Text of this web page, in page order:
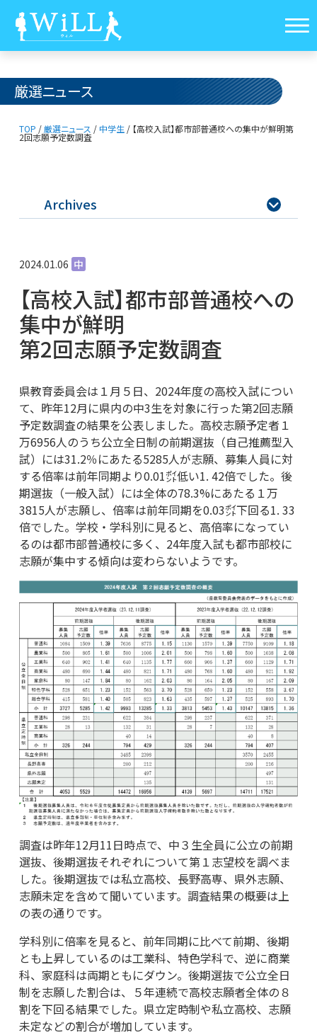
厳選ニュース
TOP /厳選ニュース / 中学生/ 【高校入試】都市部普通校への集中が鮮明第
2回志願予定数調査
Archives 
2024.01.06 中
【高校入試】都市部普通校への
集中が鮮明
第2回志願予定数調査
県教育委員会は１月５日、2024年度の高校入試につい
て、昨年12月に県内の中3生を対象に行った第2回志願
予定数調査の結果を公表しました。高校志願予定者１
万6956人のうち公立全日制の前期選抜（自己推薦型入
試）には31.2％にあたる5285人が志願、募集人員に対
する倍率は前年同期より0.01㌽低い1. 42倍でした。後
期選抜（一般入試）には全体の78.3%にあたる１万
3815人が志願し、倍率は前年同期を0.03㌽下回る1. 33
倍でした。学校・学科別に見ると、高倍率になってい
るのは都市部普通校に多く、24年度入試も都市部校に
志願が集中する傾向は変わらないようです。
調査は昨年12月11日時点で、中３生全員に公立の前期
選抜、後期選抜それぞれについて第１志望校を調べま
した。後期選抜では私立高校、長野高専、県外志願、
志願未定を含めて聞いています。調査結果の概要は上
の表の通りです。
学科別に倍率を見ると、前年同期に比べて前期、後期
とも上昇しているのは工業科、特色学科で、逆に商業
科、家庭科は両期ともにダウン。後期選抜で公立全日
制を志願した割合は、５年連続で高校志願者全体の８
割を下回る結果でした。県立定時制や私立高校、志願
未定などの割合が増加しています。